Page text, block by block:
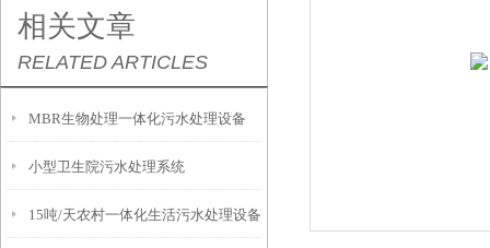
相关文章
RELATED ARTICLES
MBR生物处理一体化污水处理设备
小型卫生院污水处理系统
15吨/天农村一体化生活污水处理设备